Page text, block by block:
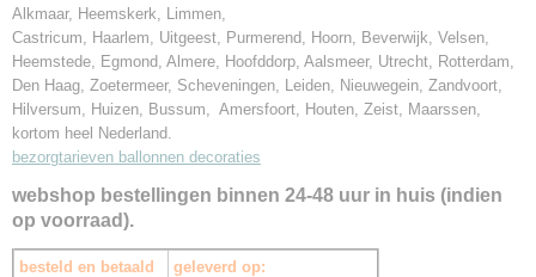
Alkmaar, Heemskerk, Limmen,
Castricum, Haarlem, Uitgeest, Purmerend, Hoorn, Beverwijk, Velsen,
Heemstede, Egmond, Almere, Hoofddorp, Aalsmeer, Utrecht, Rotterdam,
Den Haag, Zoetermeer, Scheveningen, Leiden, Nieuwegein, Zandvoort,
Hilversum, Huizen, Bussum, Amersfoort, Houten, Zeist, Maarssen,
kortom heel Nederland.
bezorgtarieven ballonnen decoraties
webshop bestellingen binnen 24-48 uur in huis (indien
op voorraad).
besteld en betaald geleverd op: